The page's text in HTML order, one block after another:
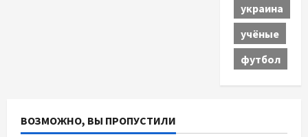
украина
учёные
футбол
ВОЗМОЖНО, ВЫ ПРОПУСТИЛИ